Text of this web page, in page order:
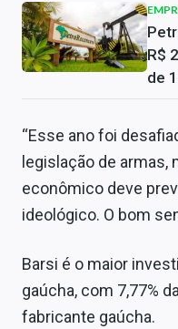
R$
de
“Esse ano foi
legislação de armas,
econômico deve
ideológico. O bom
Barsi é o maior
gaúcha, com 7,77%
fabricante gaúcha.